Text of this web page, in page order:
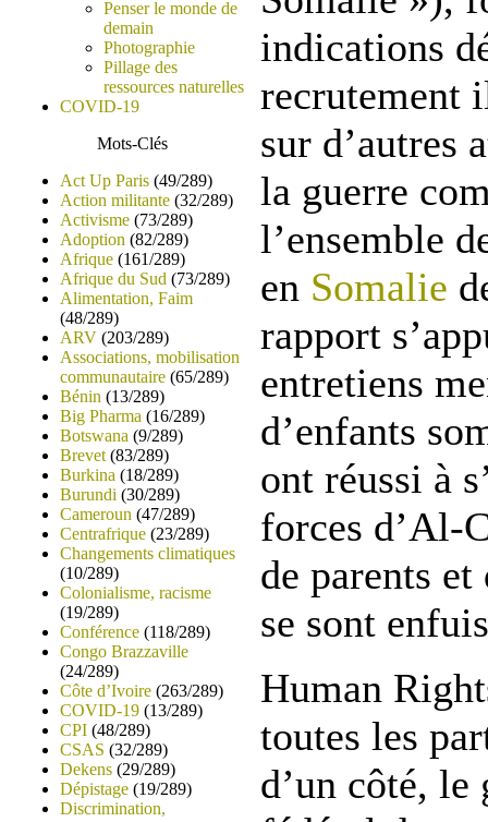
Penser le monde de
demain
Photographie
Pillage des
ressources naturelles
COVID-19
Mots-Clés
Act Up Paris (49/289)
Action militante (32/289)
Activisme (73/289)
Adoption (82/289)
Afrique (161/289)
Afrique du Sud (73/289)
Alimentation, Faim
(48/289)
ARV (203/289)
Associations, mobilisation
communautaire (65/289)
Bénin (13/289)
Big Pharma (16/289)
Botswana (9/289)
Brevet (83/289)
Burkina (18/289)
Burundi (30/289)
Cameroun (47/289)
Centrafrique (23/289)
Changements climatiques
(10/289)
Colonialisme, racisme
(19/289)
Conférence (118/289)
Congo Brazzaville
(24/289)
Côte d’Ivoire (263/289)
COVID-19 (13/289)
CPI (48/289)
CSAS (32/289)
Dekens (29/289)
Dépistage (19/289)
Discrimination,
indications
recrutement
sur d’autres
la guerre
l’ensemble
en Somalie
rapport
entretiens
d’enfants
ont réussi à
forces d’Al-
de parents et
se sont
Human
toutes les
d’un côté, le